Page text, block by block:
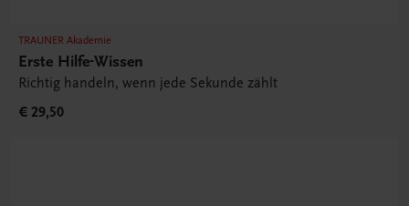
TRAUNER Akademie
Erste Hilfe-Wissen
Richtig handeln, wenn jede Sekunde zählt
€ 29,50